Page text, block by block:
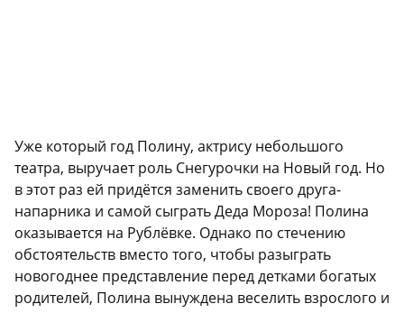
Уже который год Полину, актрису небольшого
театра, выручает роль Снегурочки на Новый год. Но
в этот раз ей придётся заменить своего друга-
напарника и самой сыграть Деда Мороза! Полина
оказывается на Рублёвке. Однако по стечению
обстоятельств вместо того, чтобы разыграть
новогоднее представление перед детками богатых
родителей, Полина вынуждена веселить взрослого и